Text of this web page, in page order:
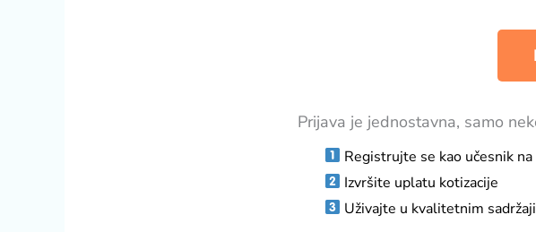
Prijava je jednostavna, samo
Registrujte se kao učesnik
Izvršite uplatu kotizacije
Uživajte u kvalitetnim